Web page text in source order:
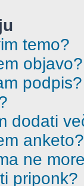
temo?
objavo?
podpis?
dodati
anketo?
ne
priponk?